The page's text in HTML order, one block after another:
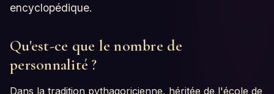
encyclopédique.
Qu'est-ce que le nombre de
personnalité ?
Dans la tradition pythagoricienne, héritée de l'école de